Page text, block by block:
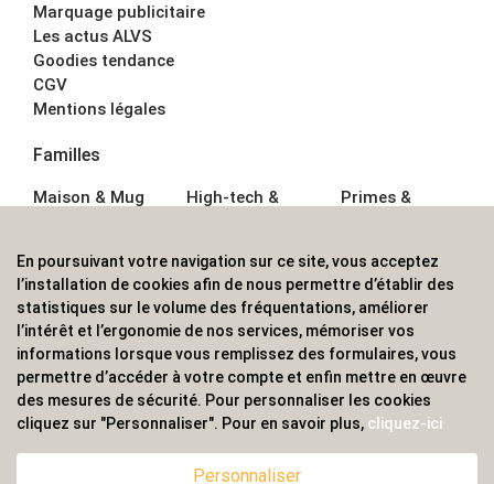
Marquage publicitaire
Les actus ALVS
Goodies tendance
CGV
Mentions légales
Familles
Maison & Mug
Écriture
Bagagerie sacs
High-tech &
Sport &
Outdoor
Enfant
Primes &
Boisson
Textile &
Casquette
Accessoires de
ALVS, fournisseur d'objets publicitaires, pour les
professionnels. Une implantation nationale, une
couverture internationale.
En poursuivant votre navigation sur ce site, vous acceptez
l’installation de cookies afin de nous permettre d’établir des
statistiques sur le volume des fréquentations, améliorer
l’intérêt et l’ergonomie de nos services, mémoriser vos
informations lorsque vous remplissez des formulaires, vous
permettre d’accéder à votre compte et enfin mettre en œuvre
des mesures de sécurité. Pour personnaliser les cookies
cliquez sur "Personnaliser". Pour en savoir plus, cliquez-ici
Personnaliser